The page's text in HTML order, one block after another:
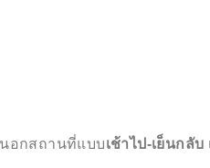
อกสถานที่แบบเช้าไป-เย็นกลับ